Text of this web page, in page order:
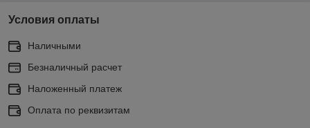
Условия оплаты
Наличными
Безналичный расчет
Наложенный платеж
Оплата по реквизитам